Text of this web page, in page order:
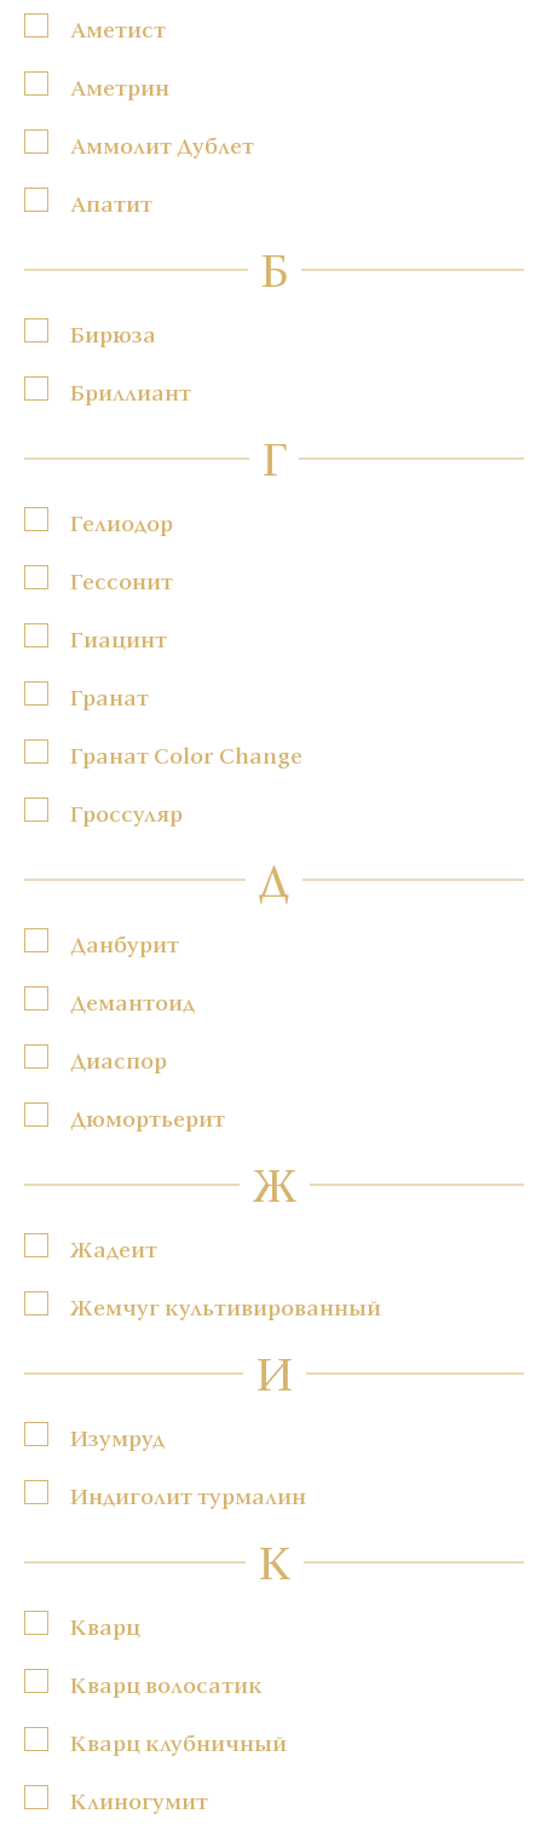
Аметист
Аметрин
Аммолит Дублет
Апатит
Б
Бирюза
Бриллиант
Г
Гелиодор
Гессонит
Гиацинт
Гранат
Гранат Color Change
Гроссуляр
Д
Данбурит
Демантоид
Диаспор
Дюмортьерит
Ж
Жадеит
Жемчуг культивированный
И
Изумруд
Индиголит турмалин
К
Кварц
Кварц волосатик
Кварц клубничный
Клиногумит